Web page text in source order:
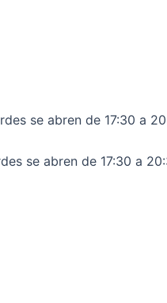
se abren de 17:30 a
se abren de 17:30 a